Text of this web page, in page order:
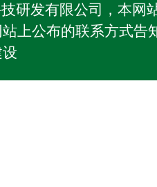
研发有限公司，本网
上公布的联系方式告